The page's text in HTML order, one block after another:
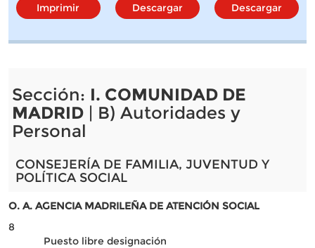
Imprimir Descargar Descargar
Sección: I. COMUNIDAD DE
MADRID| B) Autoridades y
Personal
CONSEJERÍA DE FAMILIA, JUVENTUD Y
POLÍTICA SOCIAL
O. A. AGENCIA MADRILEÑA DE ATENCIÓN SOCIAL
8
Puesto libre designación